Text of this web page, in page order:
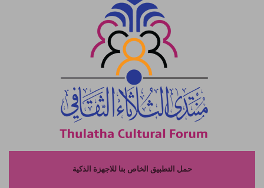
حمل التطبيق الخاص بنا للاجهزة الذكية